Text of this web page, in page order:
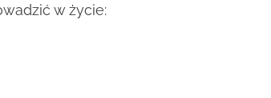
w życie: